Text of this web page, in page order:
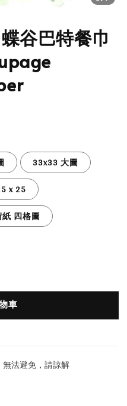
谷巴特餐巾
33x33 大圖
x 25
四格圖
車
無法避免，請諒解